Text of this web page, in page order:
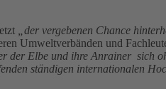
„der vergebenen Chance
Umweltverbänden und
der Elbe und ihre Anrainer sich
ständigen internationalen